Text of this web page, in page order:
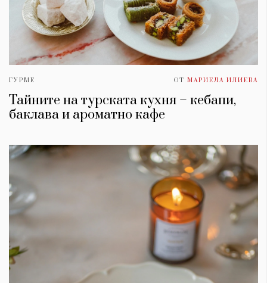
ГУРМЕ ОТ МАРИЕЛА ИЛИЕВА
Тайните на турската кухня – кебапи,
баклава и ароматно кафе